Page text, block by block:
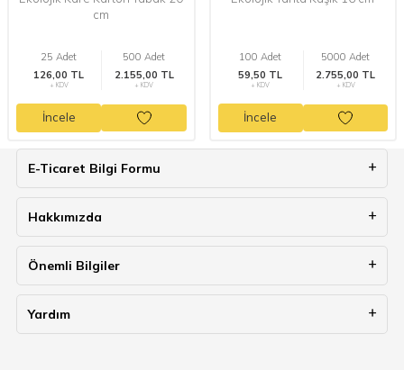
cm
25 Adet
126,00 TL
+ KDV
500 Adet
2.155,00 TL
+ KDV
İncele
100 Adet
59,50 TL
+ KDV
5000 Adet
2.755,00 TL
+ KDV
İncele
E-Ticaret Bilgi Formu
Hakkımızda
Önemli Bilgiler
Yardım